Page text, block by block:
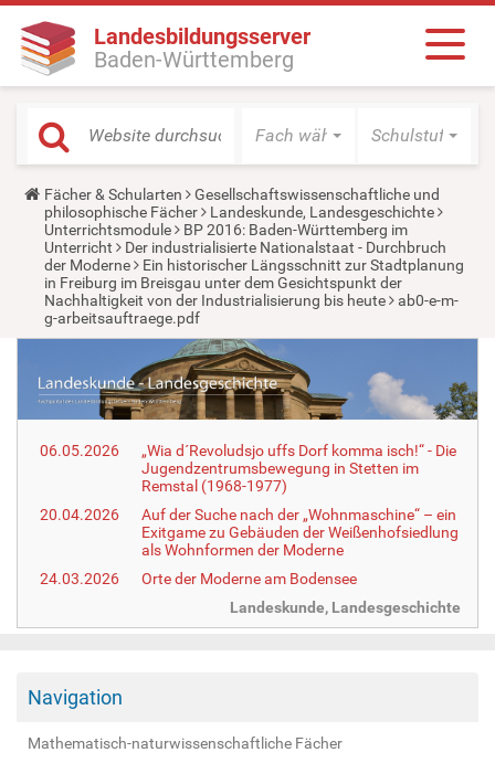
Landesbildungsserver
Baden-Württemberg
Fach wählen Schulstufe
Y
o
u
a
r
e
h
e
r
Fächer & Schularten
Gesellschaftswissenschaftliche und
philosophische Fächer
Landeskunde, Landesgeschichte
Unterrichtsmodule
BP 2016: Baden-Württemberg im
Unterricht
Der industrialisierte Nationalstaat - Durchbruch
der Moderne
Ein historischer Längsschnitt zur Stadtplanung
in Freiburg im Breisgau unter dem Gesichtspunkt der
Nachhaltigkeit von der Industrialisierung bis heute
ab0-e-m-
g-arbeitsauftraege.pdf
06.05.2026
„Wia d´Revoludsjo uffs Dorf komma isch!“ - Die
Jugendzentrumsbewegung in Stetten im
Remstal (1968-1977)
20.04.2026
Auf der Suche nach der „Wohnmaschine“ – ein
Exitgame zu Gebäuden der Weißenhofsiedlung
als Wohnformen der Moderne
24.03.2026
Orte der Moderne am Bodensee
Landeskunde, Landesgeschichte
Navigation
Mathematisch-naturwissenschaftliche Fächer